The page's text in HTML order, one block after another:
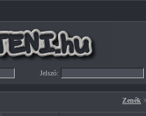
Jelszó:
Zenék